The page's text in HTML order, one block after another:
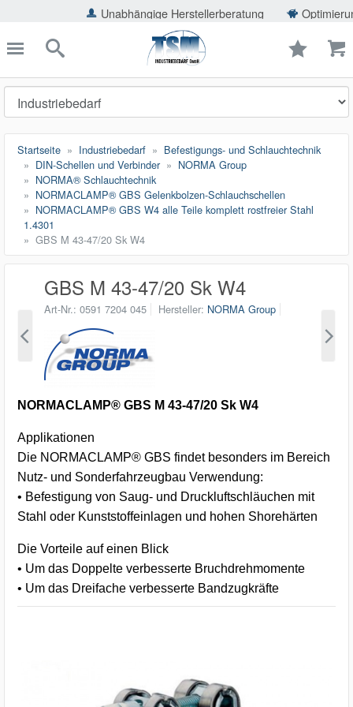
Unabhängige Herstellerberatung Optimierung der
schließen
Suche
Startseite Industriebedarf
Befestigungs- und Schlauchtechnik
DIN-Schellen und Verbinder
NORMA Group
NORMA® Schlauchtechnik
NORMACLAMP® GBS Gelenkbolzen-Schlauchschellen
NORMACLAMP® GBS W4 alle Teile komplett rostfreier Stahl
1.4301
GBS M 43-47/20 Sk W4
GBS M 43-47/20 Sk W4
Art-Nr. 0591 7204 045 Hersteller NORMA Group
NORMACLAMP® GBS M 43-47/20 Sk W4
Applikationen
Die NORMACLAMP® GBS findet besonders im Bereich
Nutz- und Sonderfahrzeugbau Verwendung:
• Befestigung von Saug- und Druckluftschläuchen mit
Stahl oder Kunststoffeinlagen und hohen Shorehärten
Die Vorteile auf einen Blick
• Um das Doppelte verbesserte Bruchdrehmomente
• Um das Dreifache verbesserte Bandzugkräfte